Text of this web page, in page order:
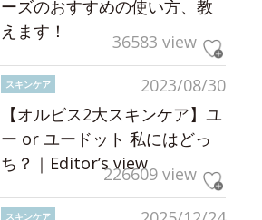
ーズのおすすめの使い方、教
えます！
36583 view
2023/08/30
スキンケア
【オルビス2大スキンケア】ユ
ー or ユードット 私にはどっ
ち？｜Editor’s view226609 view
スキンケア